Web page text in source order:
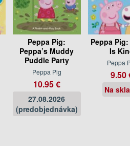
Peppa Pig:
Peppa’s Muddy
Puddle Party
Peppa Pig
10.95 €
27.08.2026
(predobjednávka)
Peppa
Is
Peppa
9.50
Na